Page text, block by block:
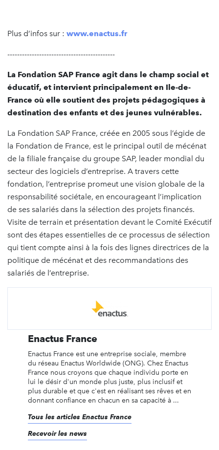
Plus d’infos sur : www.enactus.fr
--------------------------------------------
La Fondation SAP France agit dans le champ social et
éducatif, et intervient principalement en Ile-de-
France où elle soutient des projets pédagogiques à
destination des enfants et des jeunes vulnérables.
La Fondation SAP France, créée en 2005 sous l’égide de
la Fondation de France, est le principal outil de mécénat
de la filiale française du groupe SAP, leader mondial du
secteur des logiciels d’entreprise. A travers cette
fondation, l’entreprise promeut une vision globale de la
responsabilité sociétale, en encourageant l’implication
de ses salariés dans la sélection des projets financés.
Visite de terrain et présentation devant le Comité Exécutif
sont des étapes essentielles de ce processus de sélection
qui tient compte ainsi à la fois des lignes directrices de la
politique de mécénat et des recommandations des
salariés de l’entreprise.
Enactus France
Enactus France est une entreprise sociale, membre
du réseau Enactus Worldwide (ONG). Chez Enactus
France nous croyons que chaque individu porte en
lui le désir d'un monde plus juste, plus inclusif et
plus durable et que c'est en réalisant ses rêves et en
donnant confiance en chacun en sa capacité à ...
Tous les articles Enactus France
Recevoir les news